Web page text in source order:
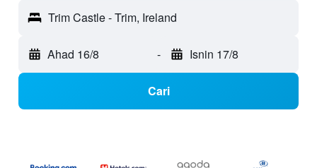
Trim Castle - Trim, Ireland
Ahad 16/8 - Isnin 17/8
Cari